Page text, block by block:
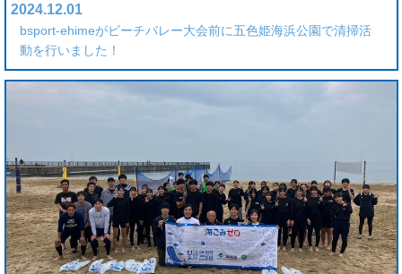
2024.12.01
bsport-ehimeがビーチバレー大会前に五色姫海浜公園で清掃活
動を行いました！